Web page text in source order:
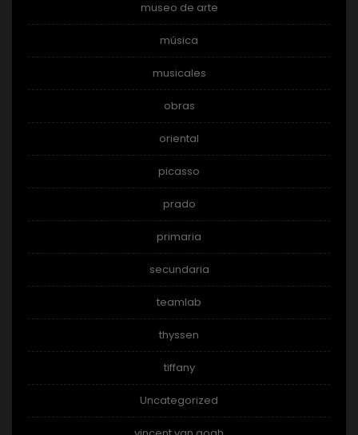
museo de arte
música
musicales
obras
oriental
picasso
prado
primaria
secundaria
teamlab
thyssen
tiffany
Uncategorized